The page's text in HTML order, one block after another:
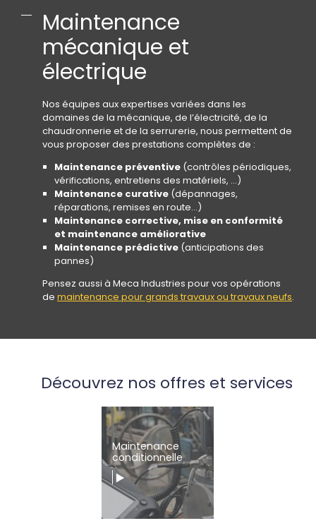
Maintenance
mécanique et
électrique
Nos équipes aux expertises variées dans les
domaines de la mécanique, de l’électricité, de la
chaudronnerie et de la serrurerie, nous permettent de
vous proposer des prestations complètes de :
Maintenance préventive (contrôles périodiques,
vérifications, entretiens des matériels, ...)
Maintenance curative (dépannages,
réparations, remises en route…)
Maintenance corrective, mise en conformité
et maintenance améliorative
Maintenance prédictive (anticipations des
pannes)
Pensez aussi à Meca Industries pour vos opérations
de maintenance pour grands travaux ou travaux neufs.
Découvrez nos offres et services
Maintenance
conditionnelle